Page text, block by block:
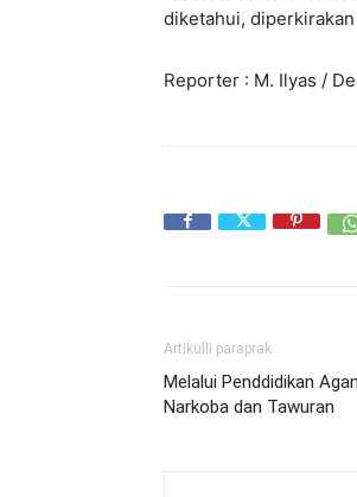
diketahui, diperkirakan
Reporter : M. Ilyas /
Artikulli paraprak
Melalui Penddidikan
Narkoba dan Tawuran